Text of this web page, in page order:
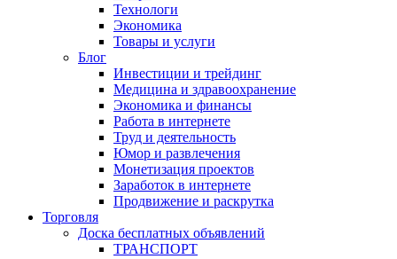
Технологи
Экономика
Товары и услуги
Блог
Инвестиции и трейдинг
Медицина и здравоохранение
Экономика и финансы
Работа в интернете
Труд и деятельность
Юмор и развлечения
Монетизация проектов
Заработок в интернете
Продвижение и раскрутка
Торговля
Доска бесплатных объявлений
ТРАНСПОРТ